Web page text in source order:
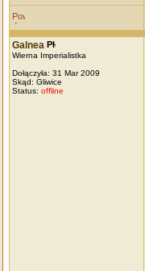
Galnea
Wierna Imperialistka
Dołączyła: 31 Mar 2009
Skąd: Gliwice
Status: offline